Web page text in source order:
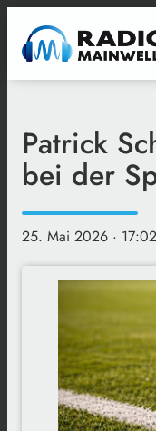
Patrick
bei der
25. Mai 2026 ·